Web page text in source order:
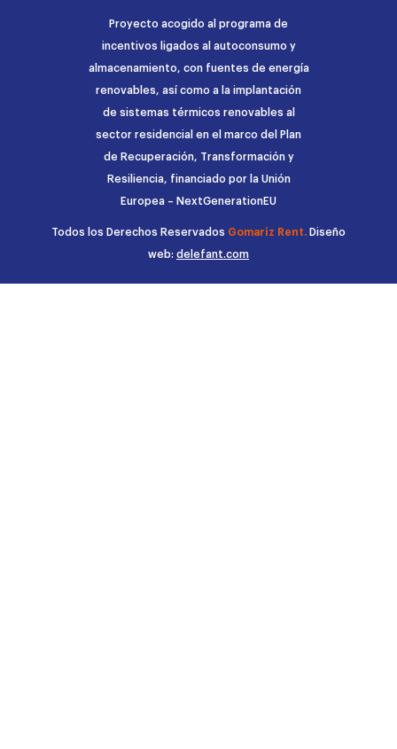
Proyecto acogido al programa de
incentivos ligados al autoconsumo y
almacenamiento, con fuentes de energía
renovables, así como a la implantación
de sistemas térmicos renovables al
sector residencial en el marco del Plan
de Recuperación, Transformación y
Resiliencia, financiado por la Unión
Europea – NextGenerationEU
Todos los Derechos Reservados Gomariz Rent. Diseño
web: delefant.com